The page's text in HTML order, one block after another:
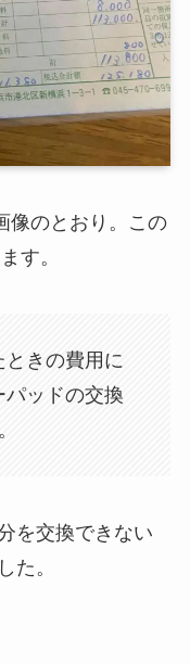
像のとおり。この
す。
ときの費用に
ッドの交換
を交換できない
た。